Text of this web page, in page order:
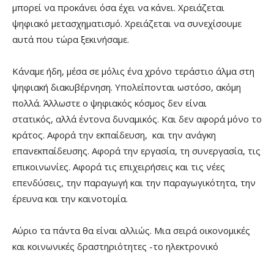
μπορεί να προκάνει όσα έχει να κάνει. Χρειάζεται
ψηφιακό μετασχηματισμό. Χρειάζεται να συνεχίσουμε
αυτά που τώρα ξεκινήσαμε.
Κάναμε ήδη, μέσα σε μόλις ένα χρόνο τεράστιο άλμα στη
ψηφιακή διακυβέρνηση. Υπολείπονται ωστόσο, ακόμη
πολλά. Άλλωστε ο ψηφιακός κόσμος δεν είναι
στατικός, αλλά έντονα δυναμικός. Και δεν αφορά μόνο το
κράτος. Αφορά την εκπαίδευση, και την ανάγκη
επανεκπαίδευσης. Αφορά την εργασία, τη συνεργασία, τις
επικοινωνίες. Αφορά τις επιχειρήσεις και τις νέες
επενδύσεις, την παραγωγή και την παραγωγικότητα, την
έρευνα και την καινοτομία.
Αύριο τα πάντα θα είναι αλλιώς. Μια σειρά οικονομικές
και κοινωνικές δραστηριότητες -το ηλεκτρονικό